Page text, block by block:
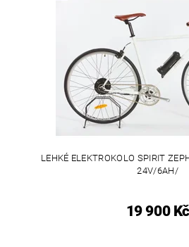
LEHKÉ ELEKTROKOLO SPIRIT
24V/6AH/
19 900 Kč